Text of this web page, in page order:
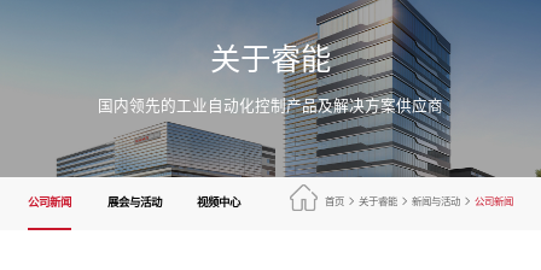
关于睿能
国内领先的工业自动化控制产品及解决方案供应商
公司新闻 展会与活动 视频中心 首页 关于睿能 新闻与活动 公司新闻